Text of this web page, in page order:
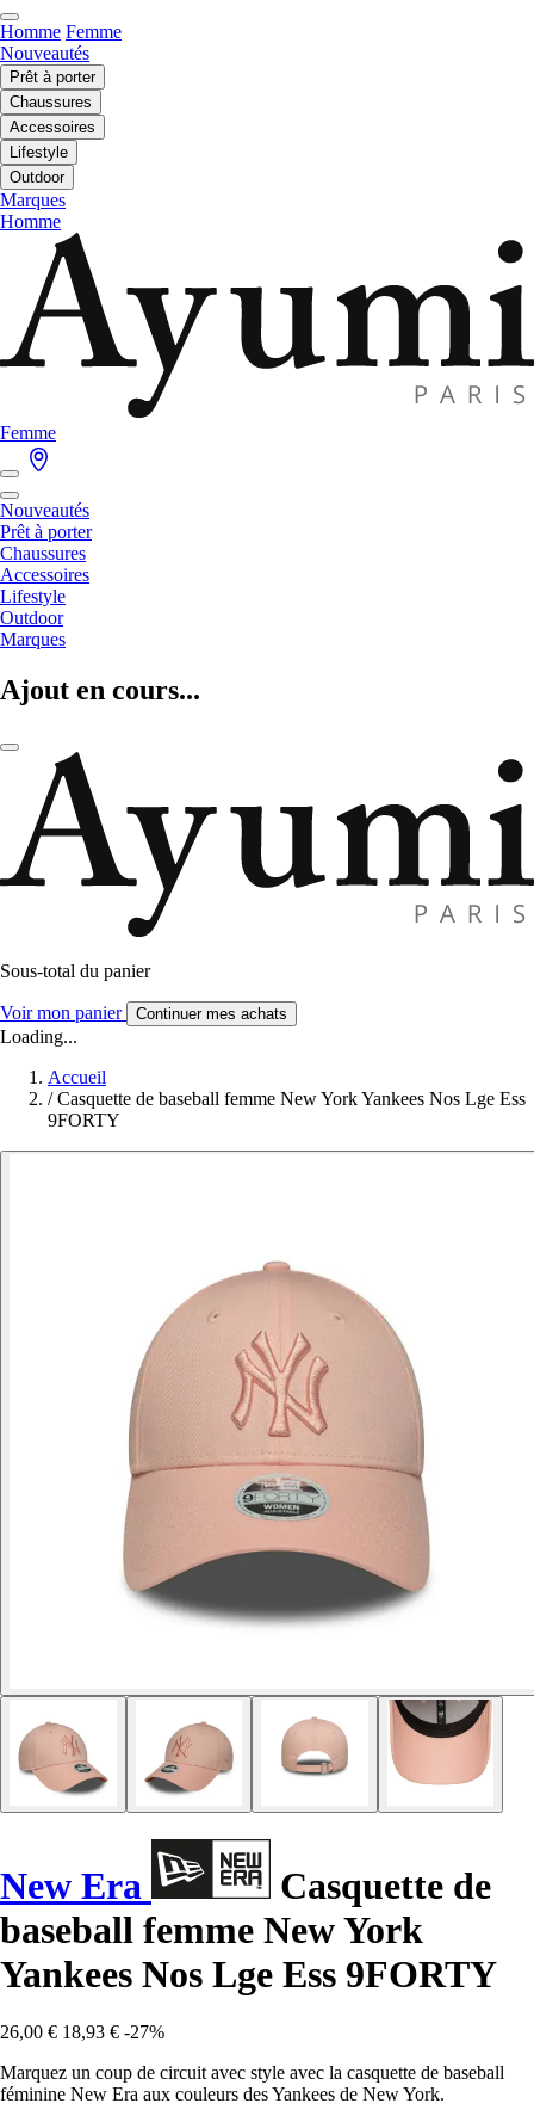
Homme Femme
Nouveautés
Prêt à porter
Chaussures
Accessoires
Lifestyle
Outdoor
Marques
Homme
Femme
Nouveautés
Prêt à porter
Chaussures
Accessoires
Lifestyle
Outdoor
Marques
Ajout en cours...
Sous-total du panier
Voir mon panier Continuer mes achats
Loading...
Accueil
/ Casquette de baseball femme New York Yankees Nos Lge Ess
9FORTY
New Era
Casquette de
baseball femme New York
Yankees Nos Lge Ess 9FORTY
26,00 € 18,93 € -27%
Marquez un coup de circuit avec style avec la casquette de baseball
féminine New Era aux couleurs des Yankees de New York.